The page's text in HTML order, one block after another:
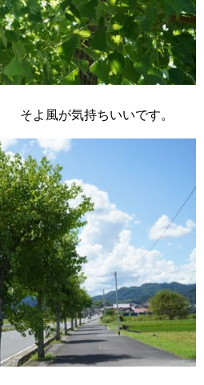
そよ風が気持ちいいです。